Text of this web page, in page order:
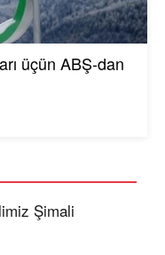
üçün ABŞ-dan
Şimali